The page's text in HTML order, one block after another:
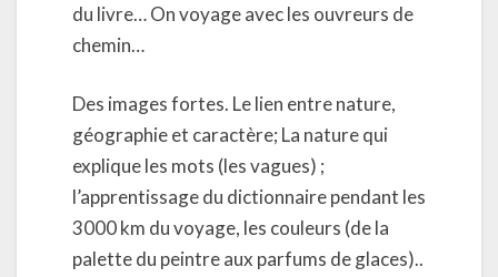
du livre… On voyage avec les ouvreurs de
chemin…
Des images fortes. Le lien entre nature,
géographie et caractère; La nature qui
explique les mots (les vagues) ;
l’apprentissage du dictionnaire pendant les
3000 km du voyage, les couleurs (de la
palette du peintre aux parfums de glaces)..